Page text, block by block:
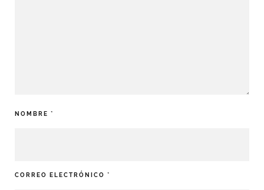
NOMBRE *
CORREO ELECTRÓNICO *